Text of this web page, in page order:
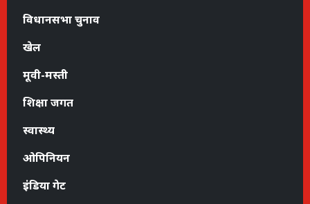
विधानसभा चुनाव
खेल
मूवी-मस्ती
शिक्षा जगत
स्वास्थ्य
ओपिनियन
इंडिया गेट